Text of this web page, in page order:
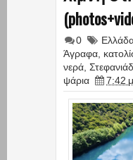
0
Άγραφα
νερά
ψάρια
7:42